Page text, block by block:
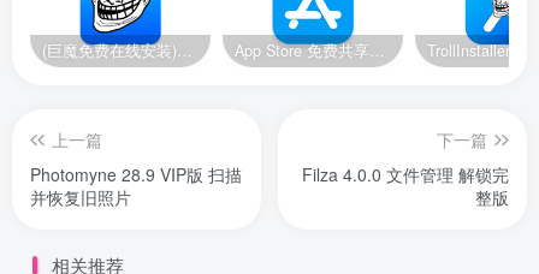
(巨魔免费在线安装)14-14.8.1/15.2-17.0系统，巨魔安装器 快速安装巨魔商店2 App Store 免费共享账号【美区】【2024.11.19更新】
上一篇
Photomyne 28.9 VIP版 扫描
并恢复旧照片
下一篇
Filza 4.0.0 文件管理 解锁完
整版
相关推荐